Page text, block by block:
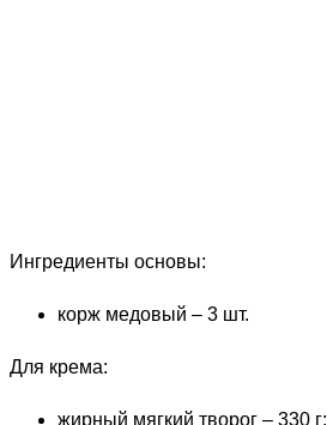
Ингредиенты основы:
корж медовый – 3 шт.
Для крема:
жирный мягкий творог – 330 г;